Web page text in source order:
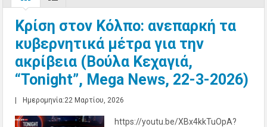
Κρίση στον Κόλπο: ανεπαρκή τα
κυβερνητικά μέτρα για την
ακρίβεια (Βούλα Κεχαγιά,
“Tonight”, Mega News, 22-3-2026)
Ημερομηνία:22 Μαρτίου, 2026
https://youtu.be/XBx4kkTuOpA?